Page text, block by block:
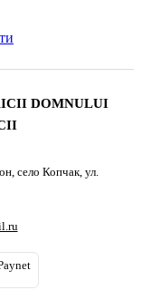
DOMNULUI
село Копчак, ул.